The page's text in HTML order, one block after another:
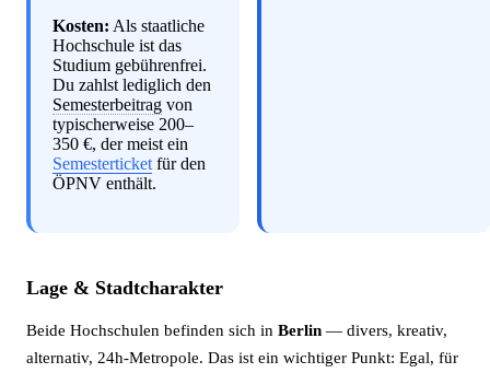
Kosten: Als staatliche
Hochschule ist das
Studium gebührenfrei.
Du zahlst lediglich den
Semesterbeitrag von
typischerweise 200–
350 €, der meist ein
Semesterticketfür den
ÖPNV enthält.
Lage & Stadtcharakter
Beide Hochschulen befinden sich in Berlin — divers, kreativ,
alternativ, 24h-Metropole. Das ist ein wichtiger Punkt: Egal, für